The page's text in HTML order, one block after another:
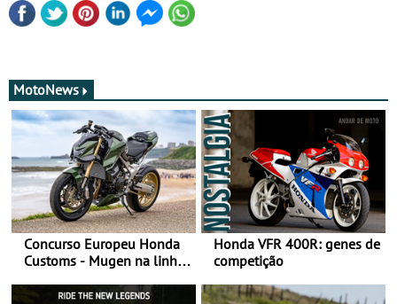
MotoNews
Concurso Europeu Honda
Customs - Mugen na linha
ganhar
Honda VFR 400R: genes de
competição